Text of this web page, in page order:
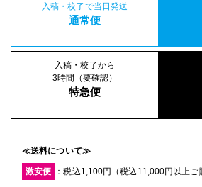
入稿・校了で当日発送
通常便
入稿・校了から
3時間（要確認）
特急便
≪送料について≫
激安便 ：税込1,100円（税込11,000円以上ご